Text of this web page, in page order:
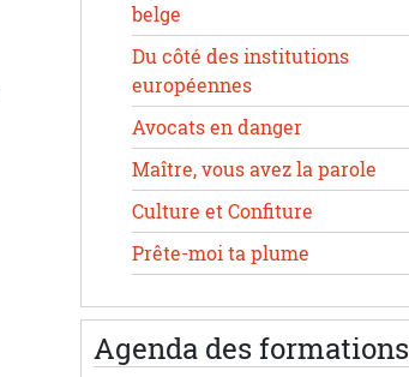
belge
Du côté des institutions
européennes
Avocats en danger
Maître, vous avez la parole
Culture et Confiture
Prête-moi ta plume
Agenda des formations